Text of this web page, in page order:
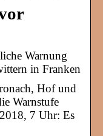
Warnung
in Franken
Hof und
Warnstufe
7 Uhr: Es